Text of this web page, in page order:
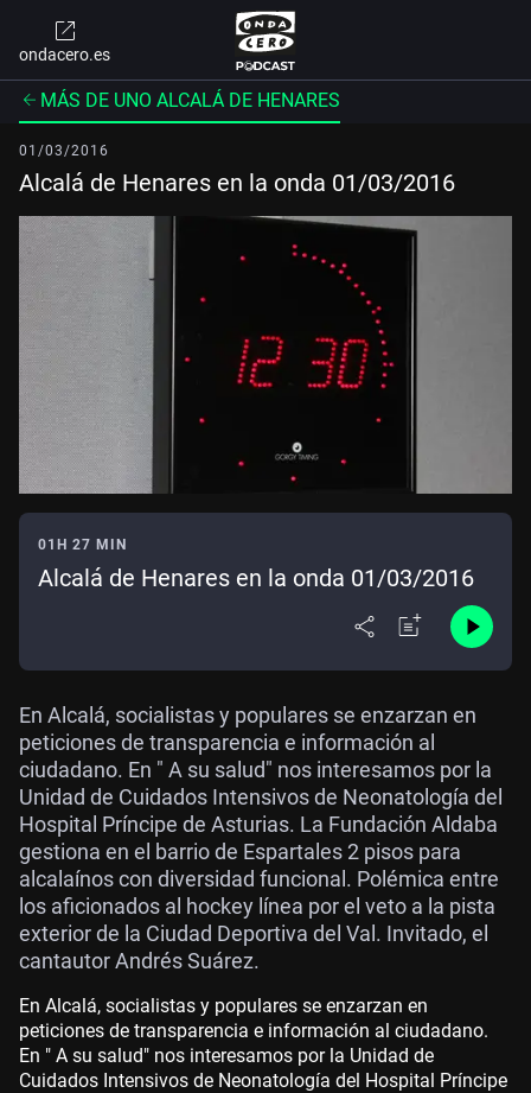
ondacero.es
MÁS DE UNO ALCALÁ DE HENARES
01/03/2016
Alcalá de Henares en la onda 01/03/2016
01H 27 MIN
Alcalá de Henares en la onda 01/03/2016
En Alcalá, socialistas y populares se enzarzan en
peticiones de transparencia e información al
ciudadano. En " A su salud" nos interesamos por la
Unidad de Cuidados Intensivos de Neonatología del
Hospital Príncipe de Asturias. La Fundación Aldaba
gestiona en el barrio de Espartales 2 pisos para
alcalaínos con diversidad funcional. Polémica entre
los aficionados al hockey línea por el veto a la pista
exterior de la Ciudad Deportiva del Val. Invitado, el
cantautor Andrés Suárez.
En Alcalá, socialistas y populares se enzarzan en
peticiones de transparencia e información al ciudadano.
En " A su salud" nos interesamos por la Unidad de
Cuidados Intensivos de Neonatología del Hospital Príncipe